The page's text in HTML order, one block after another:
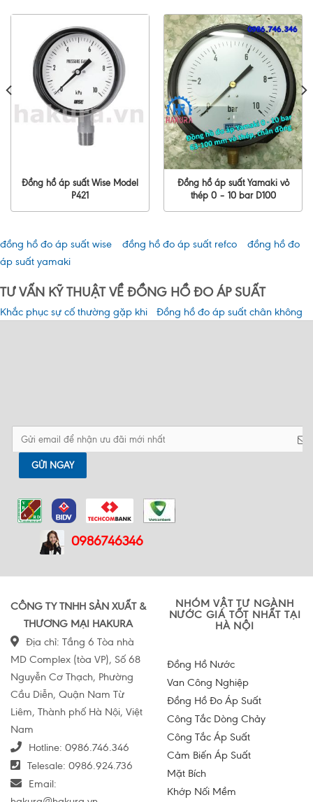
Đồng hồ áp suất Wise Model
P421
Đồng hồ áp suất Yamaki vỏ
thép 0 – 10 bar D100
đồng hồ đo áp suất wise đồng hồ đo áp suất refco
đồng hồ đo
áp suất yamaki
TƯ VẤN KỸ THUẬT VỀ ĐỒNG HỒ ĐO ÁP SUẤT
Khắc phục sự cố thường gặp khi
Đồng hồ đo áp suất chân không
GỬI NGAY
0986746346
CÔNG TY TNHH SẢN XUẤT &
THƯƠNG MẠI HAKURA
Địa chỉ: Tầng 6 Tòa nhà
MD Complex (tòa VP), Số 68
Nguyễn Cơ Thạch, Phường
Cầu Diễn, Quận Nam Từ
Liêm, Thành phố Hà Nội, Việt
Nam
Hotline: 0986.746.346
Telesale: 0986.924.736
Email:
NHÓM VẬT TƯ NGÀNH
NƯỚC GIÁ TỐT NHẤT TẠI
HÀ NỘI
Đồng Hồ Nước
Van Công Nghiệp
Đồng Hồ Đo Áp Suất
Công Tắc Dòng Chảy
Công Tắc Áp Suất
Cảm Biến Áp Suất
Mặt Bích
Khớp Nối Mềm